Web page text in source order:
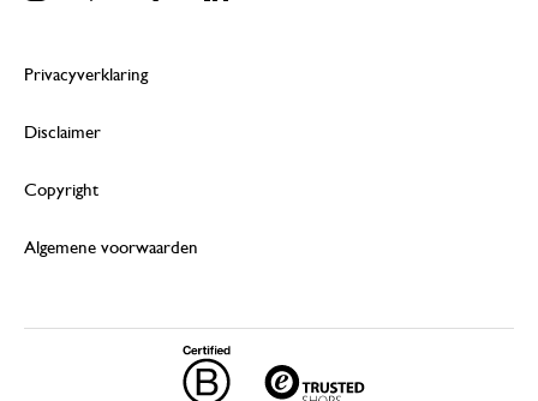
Privacyverklaring
Disclaimer
Copyright
Algemene voorwaarden